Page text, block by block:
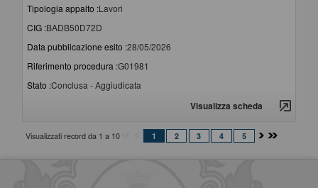
Tipologia appalto :Lavori
CIG :BADB50D72D
Data pubblicazione esito :28/05/2026
Riferimento procedura :G01981
Stato :Conclusa - Aggiudicata
Visualizza scheda
Visualizzati record da 1 a 10